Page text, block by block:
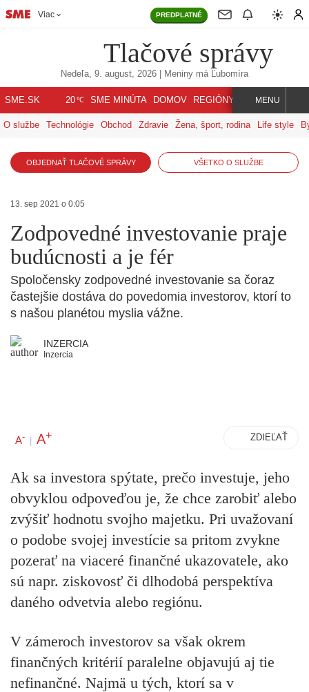
Viac PREDPLATNÉ
Tlačové správy
Nedeľa, 9. august, 2026 | Meniny má Ľubomíra
SME.SK 20℃ SME MINÚTA DOMOV REGIÓNY INDEX SVET
MENU
O službe Technológie Obchod Zdravie Žena, šport, rodina Life style
OBJEDNAŤ TLAČOVÉ SPRÁVY VŠETKO O SLUŽBE
13. sep 2021 o 0:05
Zodpovedné investovanie praje
budúcnosti a je fér
Spoločensky zodpovedné investovanie sa čoraz
častejšie dostáva do povedomia investorov, ktorí to
s našou planétou myslia vážne.
INZERCIA
Inzercia
A- | A+ ZDIEĽAŤ
Ak sa investora spýtate, prečo investuje, jeho
obvyklou odpoveďou je, že chce zarobiť alebo
zvýšiť hodnotu svojho majetku. Pri uvažovaní
o podobe svojej investície sa pritom zvykne
pozerať na viaceré finančné ukazovatele, ako
sú napr. ziskovosť či dlhodobá perspektíva
daného odvetvia alebo regiónu.
V zámeroch investorov sa však okrem
finančných kritérií paralelne objavujú aj tie
nefinančné. Najmä u tých, ktorí sa v